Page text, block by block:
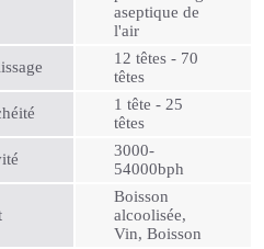
aseptique de
l'air
12 têtes - 70
têtes
1 tête - 25
têtes
3000-
54000bph
Boisson
alcoolisée,
Vin, Boisson